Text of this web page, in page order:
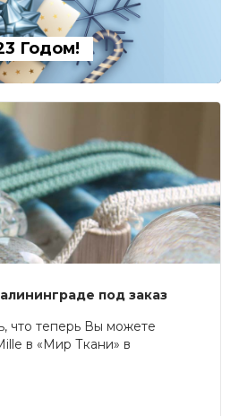
Годом!
под заказ
что теперь Вы можете
в «Мир Ткани» в